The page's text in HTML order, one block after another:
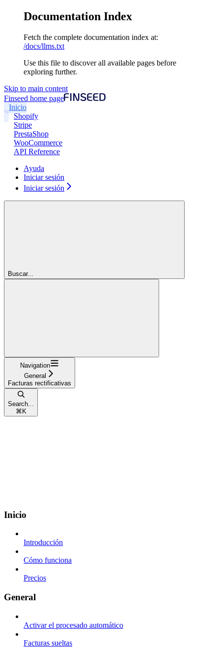
Documentation Index
Fetch the complete documentation index at:
/docs/llms.txt
Use this file to discover all available pages before
exploring further.
Skip to main content
Finseed home page
Inicio
Shopify
Stripe
PrestaShop
WooCommerce
API Reference
Ayuda
Iniciar sesión
Iniciar sesión
Buscar...
Navigation
General
Facturas rectificativas
Search...
⌘ K
Inicio
Introducción
Cómo funciona
Precios
General
Activar el procesado automático
Facturas sueltas